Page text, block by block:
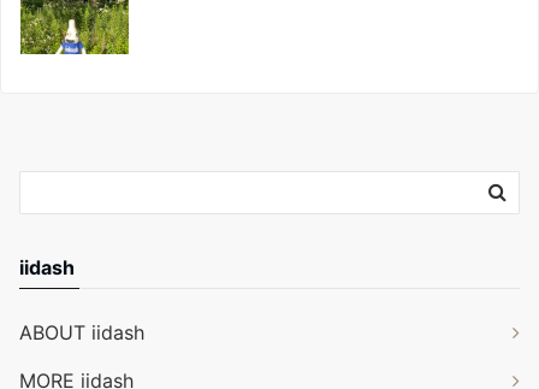
iidash
ABOUT iidash
MORE iidash